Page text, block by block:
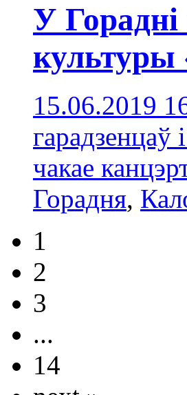
У Горадні
15.06.2019
чакае
Горадня,
1
2
3
...
14